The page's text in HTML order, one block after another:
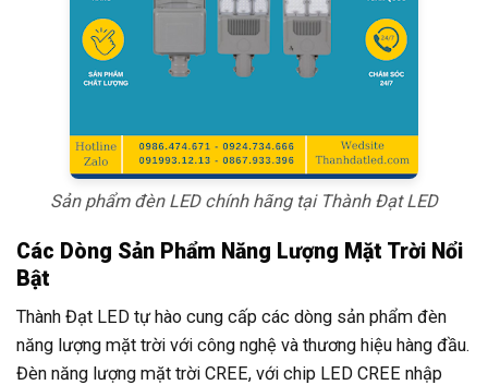
Sản phẩm đèn LED chính hãng tại Thành Đạt LED
Các Dòng Sản Phẩm Năng Lượng Mặt Trời Nổi
Bật
Thành Đạt LED tự hào cung cấp các dòng sản phẩm đèn
năng lượng mặt trời với công nghệ và thương hiệu hàng đầu.
Đèn năng lượng mặt trời CREE, với chip LED CREE nhập